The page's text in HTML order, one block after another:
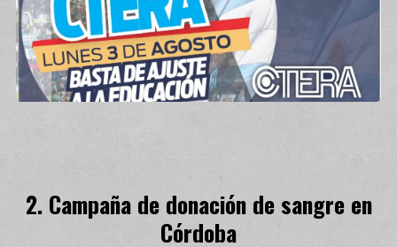
Campaña de donación de sangre en
Córdoba